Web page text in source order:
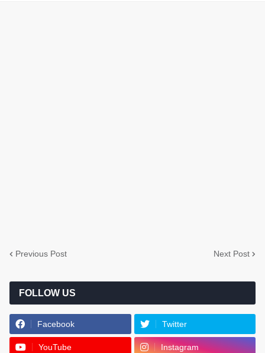
Previous Post Next Post
FOLLOW US
Facebook Twitter
YouTube Instagram